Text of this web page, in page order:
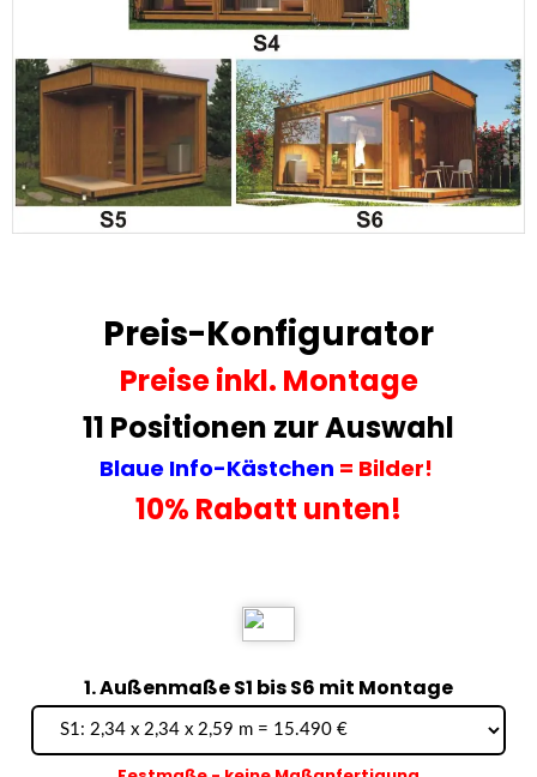
Preis-Konfigurator
Preiseinkl. Montage
11 Positionen zur Auswahl
Blaue Info-Kästchen = Bilder!
10% Rabatt unten!
1. Außenmaße S1 bis S6 mit Montage